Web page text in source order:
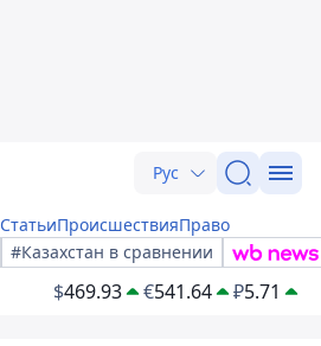
Рус
СтатьиПроисшествияПраво
#Казахстан в сравнении
$469.93 €541.64 ₽5.71